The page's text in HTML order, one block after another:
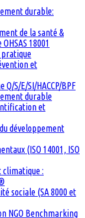
durable:
de la santé &
18001
pratique
et
S/E/SI/HACCP/BPF
durable
et
développement
(ISO 14001, ISO
climatique :
sociale (SA 8000 et
NGO Benchmarking